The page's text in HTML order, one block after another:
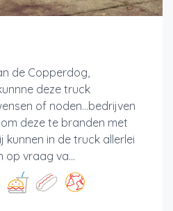
de Copperdog,
deze truck
of noden...bedrijven
deze te branden met
kunnen in de truck allerlei
op vraag va...